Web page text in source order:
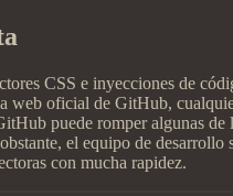
CSS e inyecciones de
web oficial de GitHub,
puede romper algunas de
el equipo de desarrollo
con mucha rapidez.